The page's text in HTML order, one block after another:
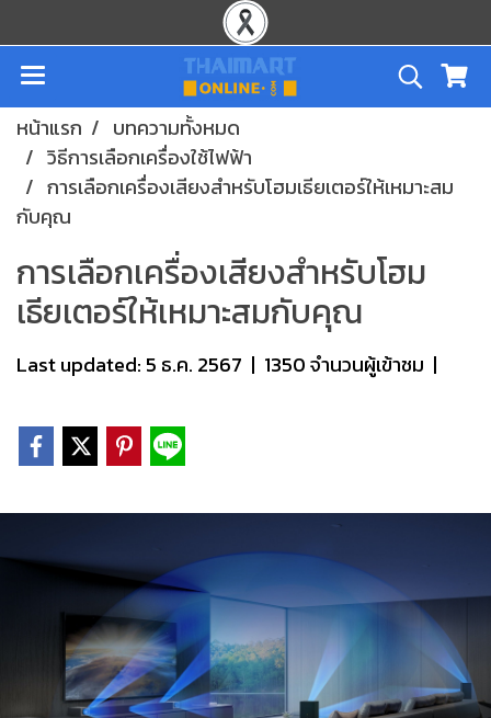
หน้าแรก
บทความทั้งหมด
วิธีการเลือกเครื่องใช้ไฟฟ้า
การเลือกเครื่องเสียงสำหรับโฮมเธียเตอร์ให้เหมาะสม
กับคุณ
การเลือกเครื่องเสียงสำหรับโฮม
เธียเตอร์ให้เหมาะสมกับคุณ
Last updated: 5 ธ.ค. 2567 | 1350 จำนวนผู้เข้าชม |